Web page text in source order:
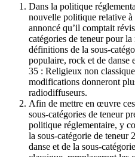
Dans la politique
nouvelle politique relative
annoncé qu’il comptait
catégories de teneur pour
définitions de la sous-
populaire, rock et de danse
35 : Religieux non
modifications donneront
radiodiffuseurs.
Afin de mettre en œuvre
sous-catégories de teneur
politique réglementaire, y
la sous-catégorie de teneur
danse et de la sous-